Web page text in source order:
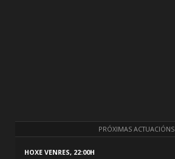
PRÓXIMAS ACTUACIÓNS
HOXE VENRES, 22:00H